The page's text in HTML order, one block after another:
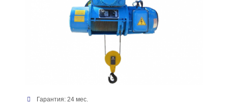
Гарантия: 24 мес.